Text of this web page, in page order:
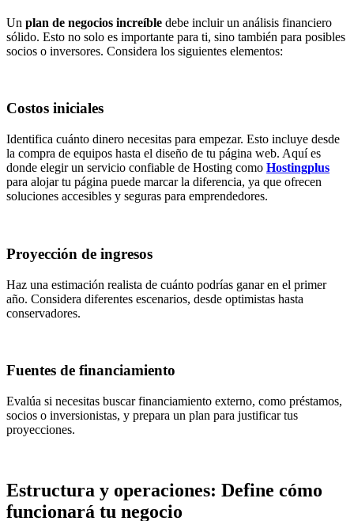
Un plan de negocios increíble debe incluir un análisis financiero
sólido. Esto no solo es importante para ti, sino también para posibles
socios o inversores. Considera los siguientes elementos:
Costos iniciales
Identifica cuánto dinero necesitas para empezar. Esto incluye desde
la compra de equipos hasta el diseño de tu página web. Aquí es
donde elegir un servicio confiable de Hosting como Hostingplus
para alojar tu página puede marcar la diferencia, ya que ofrecen
soluciones accesibles y seguras para emprendedores.
Proyección de ingresos
Haz una estimación realista de cuánto podrías ganar en el primer
año. Considera diferentes escenarios, desde optimistas hasta
conservadores.
Fuentes de financiamiento
Evalúa si necesitas buscar financiamiento externo, como préstamos,
socios o inversionistas, y prepara un plan para justificar tus
proyecciones.
Estructura y operaciones: Define cómo
funcionará tu negocio